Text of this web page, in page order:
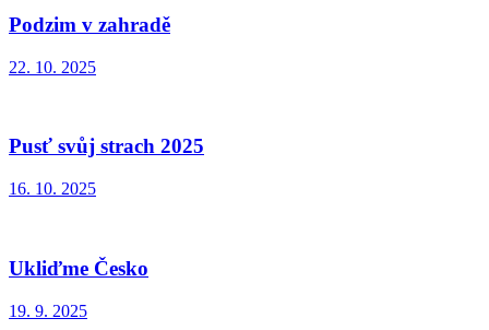
Podzim v zahradě
22. 10. 2025
Pusť svůj strach 2025
16. 10. 2025
Ukliďme Česko
19. 9. 2025